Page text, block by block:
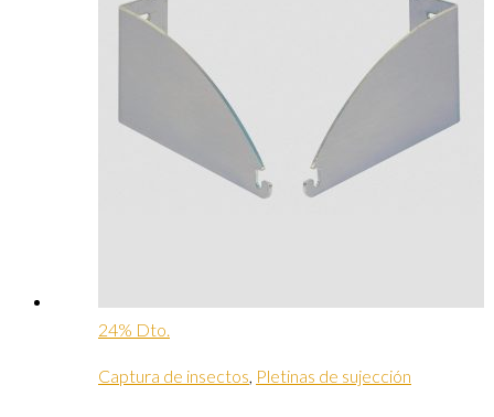
24% Dto.
Captura de insectos, Pletinas de sujección